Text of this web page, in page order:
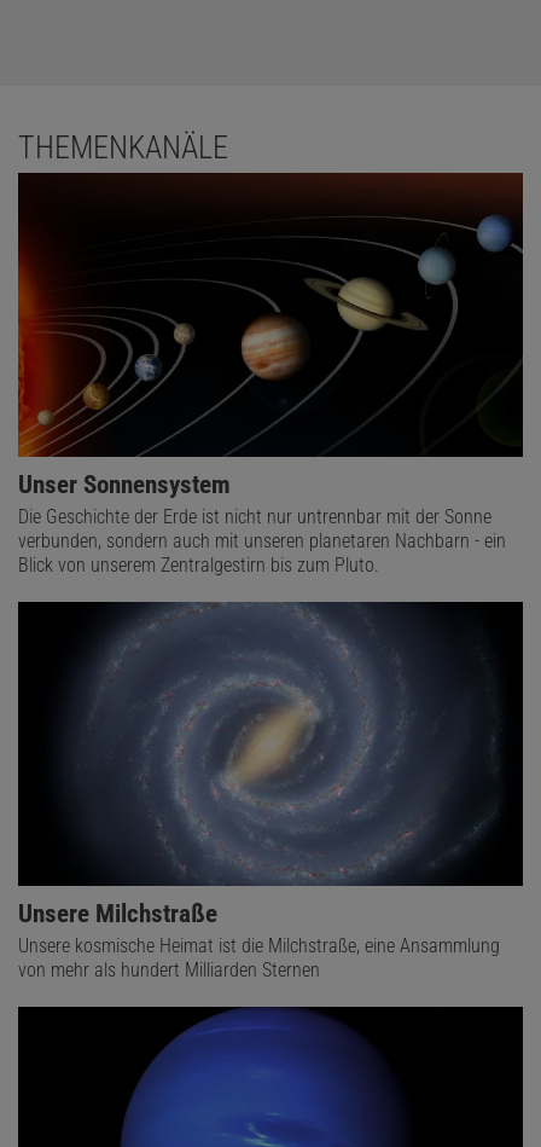
THEMENKANÄLE
Unser Sonnensystem
Die Geschichte der Erde ist nicht nur untrennbar mit der Sonne
verbunden, sondern auch mit unseren planetaren Nachbarn - ein
Blick von unserem Zentralgestirn bis zum Pluto.
Unsere Milchstraße
Unsere kosmische Heimat ist die Milchstraße, eine Ansammlung
von mehr als hundert Milliarden Sternen